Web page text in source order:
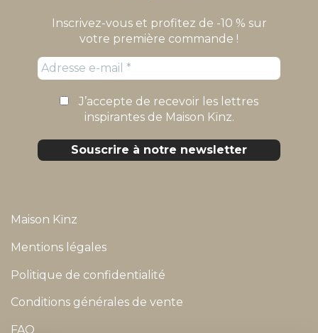
Inscrivez-vous et profitez de -10 % sur
votre première commande !
J’accepte de recevoir les lettres
inspirantes de Maison Kïnz.
Maison Kïnz
Mentions légales
Politique de confidentialité
Conditions générales de vente
FAQ